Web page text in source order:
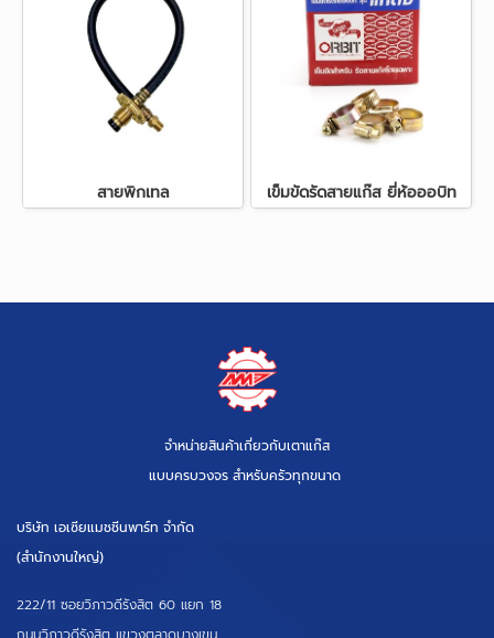
สายพิกเทล เข็มขัดรัดสายแก๊ส ยี่ห้อออบิท
จำหน่ายสินค้าเกี่ยวกับเตาแก๊ส
แบบครบวงจร สำหรับครัวทุกขนาด
บริษัท เอเซียแมชชีนพาร์ท จำกัด
(สำนักงานใหญ่)
222/11 ซอยวิภาวดีรังสิต 60 แยก 18